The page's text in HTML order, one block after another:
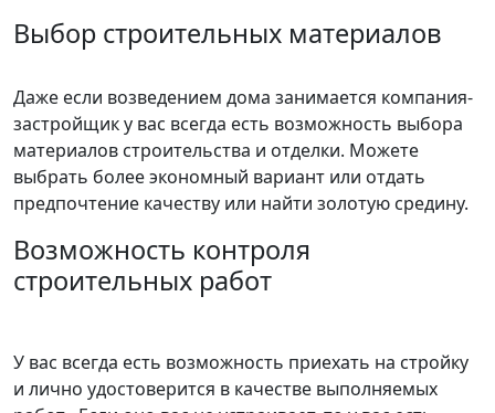
Выбор строительных материалов
Даже если возведением дома занимается компания-
застройщик у вас всегда есть возможность выбора
материалов строительства и отделки. Можете
выбрать более экономный вариант или отдать
предпочтение качеству или найти золотую средину.
Возможность контроля
строительных работ
У вас всегда есть возможность приехать на стройку
и лично удостоверится в качестве выполняемых